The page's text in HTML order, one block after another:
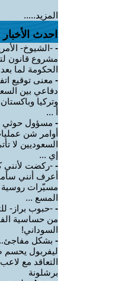
المزيد.....
احدث
- -الشيوخ-
مشروع قانون
الحكومة لما
- معنى توقيع
دفاعي بين
وتركيا
أ ...
-
أوامر شن
السعوديين لا
إي ...
- -ركضت لأنني
أعرف أنني
مسيّرات روسية
المسع ...
- -حبوب براز-
من حساسية
السوداني!
- بشكل مفاجئ..
ليفربول يحسم
التعاقد مع لاعب
برشلونة